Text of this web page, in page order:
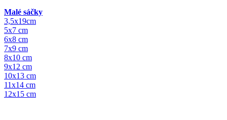
Malé sáčky
3,5x19cm
5x7 cm
6x8 cm
7x9 cm
8x10 cm
9x12 cm
10x13 cm
11x14 cm
12x15 cm